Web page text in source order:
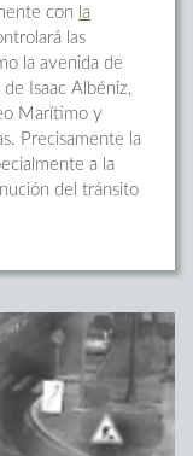
con la
las
la avenida de
Isaac Albéniz,
Marítimo y
Precisamente la
a la
del tránsito